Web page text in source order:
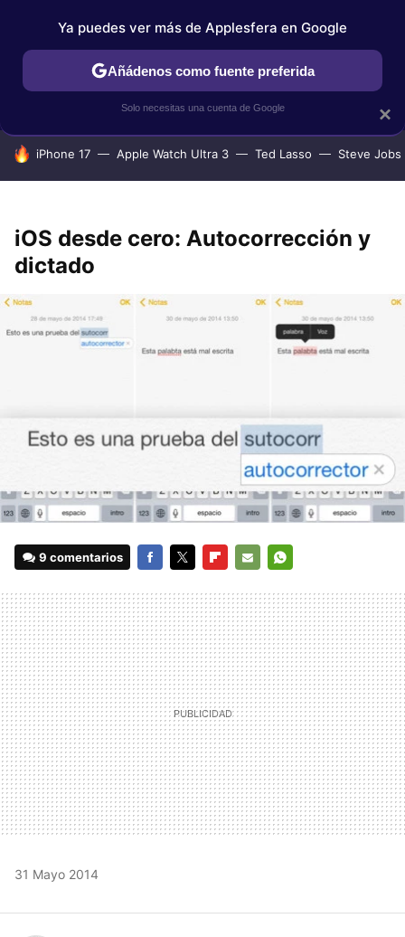
IPHONE TUTORIALES APPLESFERA SELECCIÓN
HOY SE HABLA DE
iPhone 17 Apple Watch Ultra 3 Ted Lasso Steve Jobs
iOS desde cero: Autocorrección y
dictado
9 comentarios
MAIL
31 Mayo 2014
×
Ya puedes ver más de Applesfera en Google
Añádenos como fuente preferida
Solo necesitas una cuenta de Google